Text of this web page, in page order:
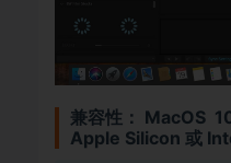
兼容性： MacOS
Apple Silicon 或